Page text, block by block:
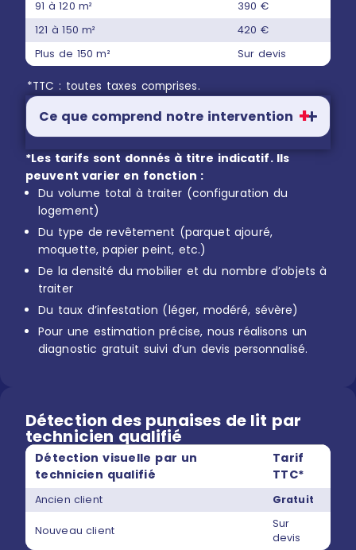
91 à 120 m²
390 €
121 à 150 m²
420 €
Plus de 150 m²
Sur devis
*TTC : toutes taxes comprises.
Ce que comprend notre intervention
*Les tarifs sont donnés à titre indicatif. Ils
peuvent varier en fonction :
Du volume total à traiter (configuration du
logement)
Du type de revêtement (parquet ajouré,
moquette, papier peint, etc.)
De la densité du mobilier et du nombre d’objets à
traiter
Du taux d’infestation (léger, modéré, sévère)
Pour une estimation précise, nous réalisons un
diagnostic gratuit suivi d’un devis personnalisé.
Détection des punaises de lit par
technicien qualifié
Détection visuelle par un
technicien qualifié
Tarif
TTC*
Ancien client Gratuit
Nouveau client
Sur
devis